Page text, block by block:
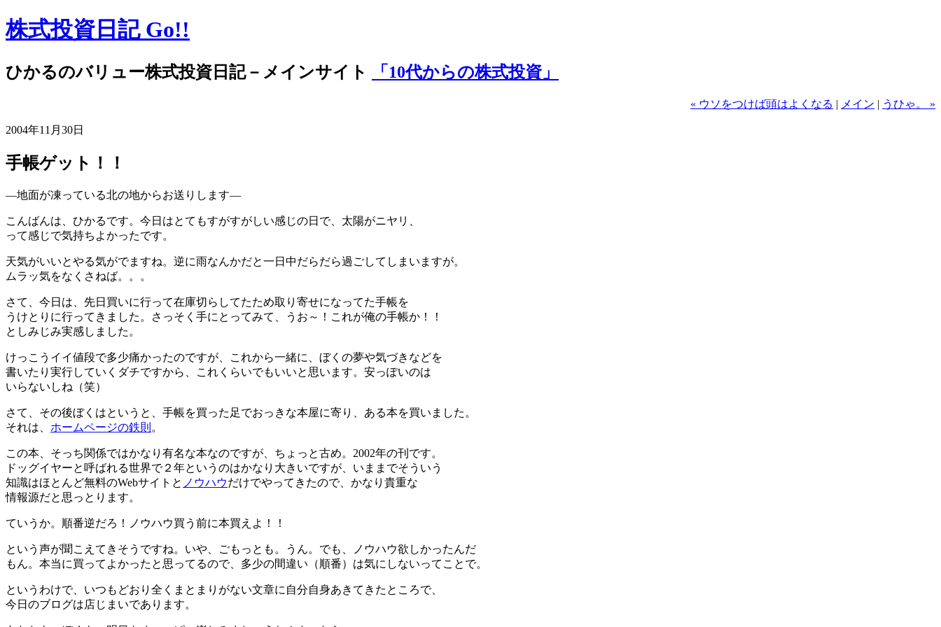
株式投資日記 Go!!
ひかるのバリュー株式投資日記－メインサイト 「10代からの株式投資」
« ウソをつけば頭はよくなる | メイン | うひゃ。 »
2004年11月30日
手帳ゲット！！
―地面が凍っている北の地からお送りします―
こんばんは、ひかるです。今日はとてもすがすがしい感じの日で、太陽がニヤリ、
って感じで気持ちよかったです。
天気がいいとやる気がでますね。逆に雨なんかだと一日中だらだら過ごしてしまいますが。
ムラッ気をなくさねば。。。
さて、今日は、先日買いに行って在庫切らしてたため取り寄せになってた手帳を
うけとりに行ってきました。さっそく手にとってみて、うお～！これが俺の手帳か！！
としみじみ実感しました。
けっこうイイ値段で多少痛かったのですが、これから一緒に、ぼくの夢や気づきなどを
書いたり実行していくダチですから、これくらいでもいいと思います。安っぽいのは
いらないしね（笑）
さて、その後ぼくはというと、手帳を買った足でおっきな本屋に寄り、ある本を買いました。
それは、 ホームページの鉄則 。
この本、そっち関係ではかなり有名な本なのですが、ちょっと古め。2002年の刊です。
ドッグイヤーと呼ばれる世界で２年というのはかなり大きいですが、いままでそういう
知識はほとんど無料のWebサイトと ノウハウだけでやってきたので、かなり貴重な
情報源だと思っとります。
ていうか。順番逆だろ！ノウハウ買う前に本買えよ！！
という声が聞こえてきそうですね。いや、ごもっとも。うん。でも、ノウハウ欲しかったんだ
もん。本当に買ってよかったと思ってるので、多少の間違い（順番）は気にしないってことで。
というわけで、いつもどおり全くまとまりがない文章に自分自身あきてきたところで、
今日のブログは店じまいであります。